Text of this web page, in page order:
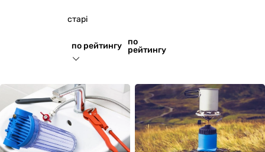
старі
по рейтингу
по
рейтингу